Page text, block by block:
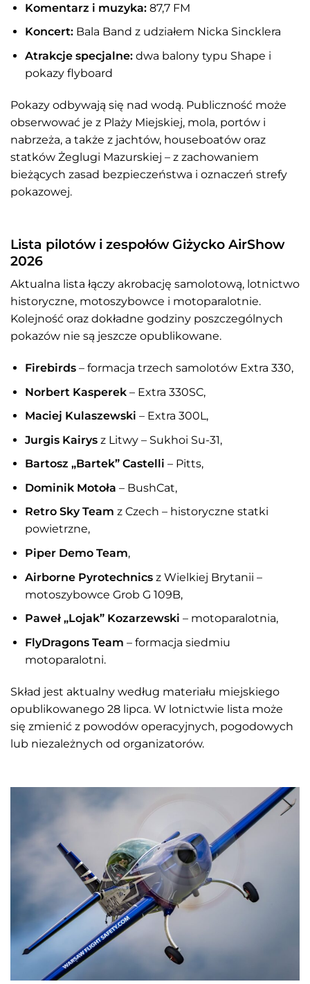
Komentarz i muzyka:87,7 FM
Koncert:Bala Band z udziałem Nicka Sincklera
Atrakcje specjalne:dwa balony typu Shape i
pokazy flyboard
Pokazy odbywają się nad wodą. Publiczność może
obserwować je z Plaży Miejskiej, mola, portów i
nabrzeża, a także z jachtów, houseboatów oraz
statków Żeglugi Mazurskiej – z zachowaniem
bieżących zasad bezpieczeństwa i oznaczeń strefy
pokazowej.
Lista pilotów i zespołów Giżycko AirShow
2026
Aktualna lista łączy akrobację samolotową, lotnictwo
historyczne, motoszybowce i motoparalotnie.
Kolejność oraz dokładne godziny poszczególnych
pokazów nie są jeszcze opublikowane.
Firebirds– formacja trzech samolotów Extra 330,
Norbert Kasperek– Extra 330SC,
Maciej Kulaszewski – Extra 300L,
Jurgis Kairysz Litwy – Sukhoi Su-31,
Bartosz „Bartek” Castelli – Pitts,
Dominik Motoła – BushCat,
Retro Sky Team z Czech – historyczne statki
powietrzne,
Piper Demo Team,
Airborne Pyrotechnicsz Wielkiej Brytanii –
motoszybowce Grob G 109B,
Paweł „Lojak” Kozarzewski – motoparalotnia,
FlyDragons Team – formacja siedmiu
motoparalotni.
Skład jest aktualny według materiału miejskiego
opublikowanego 28 lipca. W lotnictwie lista może
się zmienić z powodów operacyjnych, pogodowych
lub niezależnych od organizatorów.